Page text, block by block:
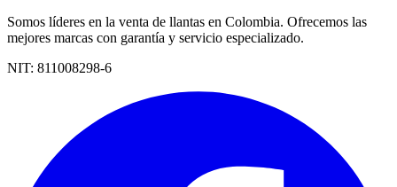
Somos líderes en la venta de llantas en Colombia. Ofrecemos las
mejores marcas con garantía y servicio especializado.
NIT: 811008298-6